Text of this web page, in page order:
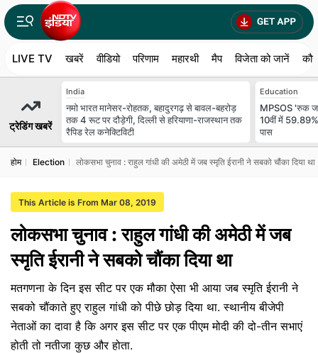
LIVE TV खबरें वीडियो परिणाम महारथी मैप विजेता को जानें
ट्रेडिंग खबरें
India
नमो भारत मानेसर-रोहतक, बहादुरगढ़ से बावल-बहरोड़
तक 4 रूट पर दौड़ेगी, दिल्ली से हरियाणा-राजस्थान तक
रैपिड रेल कनेक्टिविटी
Education
MPSOS 'रुक
10वीं में
पास
होम Election लोकसभा चुनाव : राहुल गांधी की अमेठी में जब स्मृति ईरानी ने सबको चौंका दिया था
This Article is From Mar 08, 2019
लोकसभा चुनाव : राहुल गांधी की अमेठी में जब
स्मृति ईरानी ने सबको चौंका दिया था
मतगणना के दिन इस सीट पर एक मौका ऐसा भी आया जब स्मृति ईरानी ने
सबको चौंकाते हुए राहुल गांधी को पीछे छोड़ दिया था. स्थानीय बीजेपी
नेताओं का दावा है कि अगर इस सीट पर एक पीएम मोदी की दो-तीन सभाएं
होती तो नतीजा कुछ और होता.